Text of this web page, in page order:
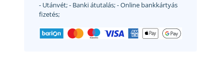
- Utánvét;- Banki átutalás;- Online bankkártyás
fizetés;